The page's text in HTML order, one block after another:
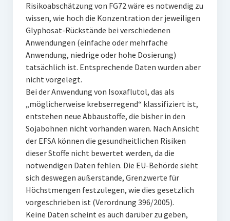
Risikoabschätzung von FG72 wäre es notwendig zu
wissen, wie hoch die Konzentration der jeweiligen
Glyphosat-Rückstände bei verschiedenen
Anwendungen (einfache oder mehrfache
Anwendung, niedrige oder hohe Dosierung)
tatsächlich ist. Entsprechende Daten wurden aber
nicht vorgelegt.
Bei der Anwendung von Isoxaflutol, das als
„möglicherweise krebserregend“ klassifiziert ist,
entstehen neue Abbaustoffe, die bisher in den
Sojabohnen nicht vorhanden waren. Nach Ansicht
der EFSA können die gesundheitlichen Risiken
dieser Stoffe nicht bewertet werden, da die
notwendigen Daten fehlen. Die EU-Behörde sieht
sich deswegen außerstande, Grenzwerte für
Höchstmengen festzulegen, wie dies gesetzlich
vorgeschrieben ist (Verordnung 396/2005).
Keine Daten scheint es auch darüber zu geben,